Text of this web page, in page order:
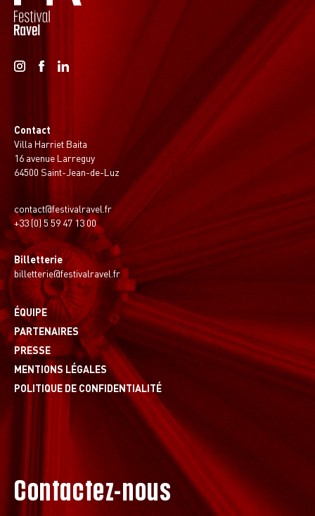
Contact
Villa Harriet Baita
16 avenue Larreguy
64500 Saint-Jean-de-Luz
contact@festivalravel.fr
+33 (0) 5 59 47 13 00
Billetterie
billetterie@festivalravel.fr
ÉQUIPE
PARTENAIRES
PRESSE
MENTIONS LÉGALES
POLITIQUE DE CONFIDENTIALITÉ
Contactez-nous